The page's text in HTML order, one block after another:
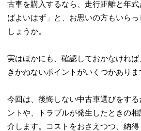
古車を購入するなら、走行距離と年式
ばよいはず」と、お思いの方もいら
しょうか。
実はほかにも、確認しておかなけれ
きかねないポイントがいくつかありま
今回は、後悔しない中古車選びをする
ントや、トラブルが発生したときの
介します。コストをおさえつつ、納